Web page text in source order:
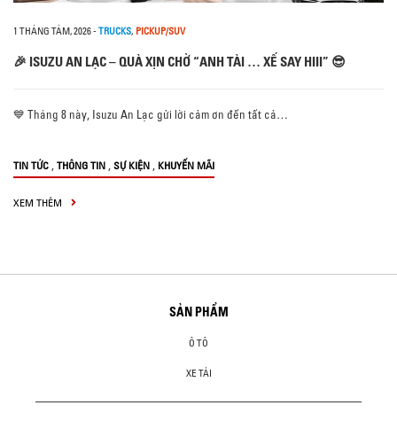
1 THÁNG TÁM, 2026- TRUCKS, PICKUP/SUV
🎉 ISUZU AN LẠC – QUÀ XỊN CHỜ “ANH TÀI … XẾ SAY HIII” 😎
💙 Tháng 8 này, Isuzu An Lạc gửi lời cảm ơn đến tất cả…
TIN TỨC , THÔNG TIN , SỰ KIỆN , KHUYẾN MÃI
XEM THÊM
SẢN PHẨM
Ô TÔ
XE TẢI